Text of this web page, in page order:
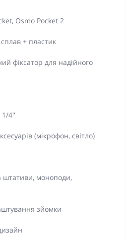
Osmo Pocket 2
+ пластик
фіксатор для надійного
1/4''
(мікрофон, світло)
штативи, моноподи,
зйомки